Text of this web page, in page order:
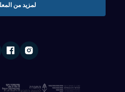
لمزيد من